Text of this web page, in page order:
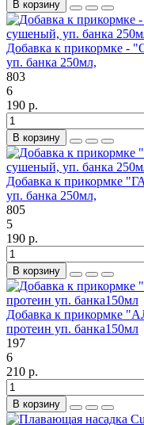
В корзину
Добавка к прикормке
уп. банка 250мл,
803
6
190 р.
В корзину
Добавка к прикормке
уп. банка 250мл,
805
5
190 р.
В корзину
Добавка к прикормке
протеин уп. банка150мл
197
6
210 р.
В корзину